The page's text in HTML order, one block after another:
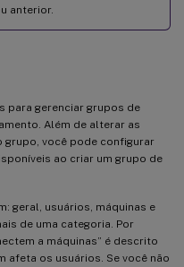
anterior.
para gerenciar grupos de
Além de alterar as
você pode configurar
ao criar um grupo de
geral, usuários, máquinas e
de uma categoria. Por
a máquinas” é descrito
afeta os usuários. Se você não